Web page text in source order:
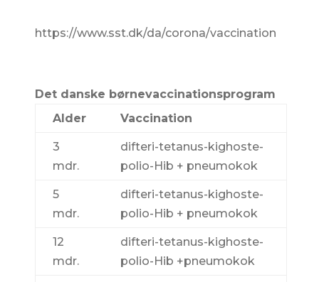
https://www.sst.dk/da/corona/vaccination
Det danske børnevaccinationsprogram
Alder
Vaccination
3
mdr.
difteri-tetanus-kighoste-
polio-Hib + pneumokok
5
mdr.
difteri-tetanus-kighoste-
polio-Hib + pneumokok
12
mdr.
difteri-tetanus-kighoste-
polio-Hib +pneumokok